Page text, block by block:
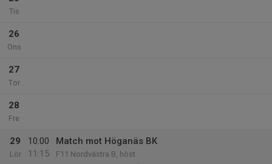
Tis
26
Ons
27
Tor
28
Fre
29
Lör
10:00
11:15
Match mot Höganäs BK
F11 Nordvästra B, höst